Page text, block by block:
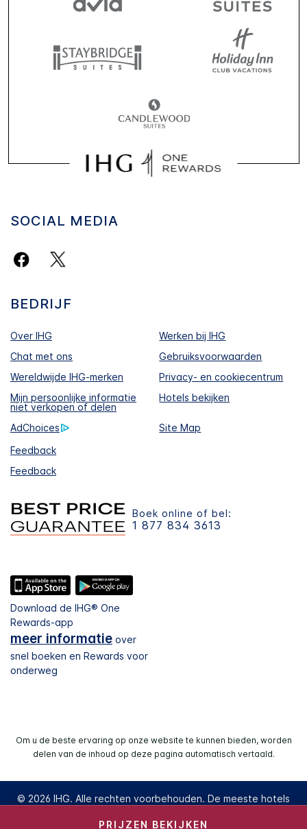
PRIJZEN BEKIJKEN
SOCIAL MEDIA
BEDRIJF
Over IHG
Werken bij IHG
Chat met ons
Gebruiksvoorwaarden
Wereldwijde IHG-merken
Privacy- en cookiecentrum
Mijn persoonlijke informatie
niet verkopen of delen
Hotels bekijken
AdChoices
Site Map
Feedback
Feedback
Boek online of bel:
1 877 834 3613
Download de IHG® One
Rewards-app
meer informatie over
snel boeken en Rewards voor
onderweg
Om u de beste ervaring op onze website te kunnen bieden, worden
delen van de inhoud op deze pagina automatisch vertaald.
© 2026 IHG. Alle rechten voorbehouden. De meeste hotels